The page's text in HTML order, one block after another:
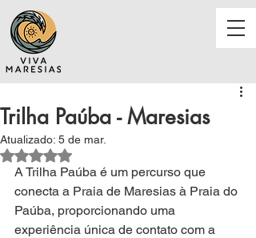
Trilha Paúba - Maresias
Atualizado: 5 de mar.
Avaliado com NaN de 5 estrelas.
A Trilha Paúba é um percurso que
conecta a Praia de Maresias à Praia do
Paúba, proporcionando uma
experiência única de contato com a